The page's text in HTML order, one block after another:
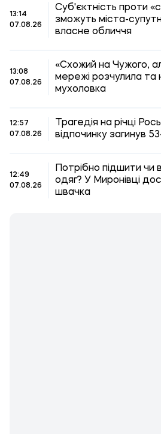
13:14
07.08.26
Суб'єктність проти
зможуть міста-
власне обличчя
13:08
07.08.26
«Схожий на Чужого,
мережі розчулила та
мухоловка
12:57
07.08.26
Трагедія на річці
відпочинку загинув
12:49
07.08.26
Потрібно підшити чи
одяг? У Миронівці
швачка